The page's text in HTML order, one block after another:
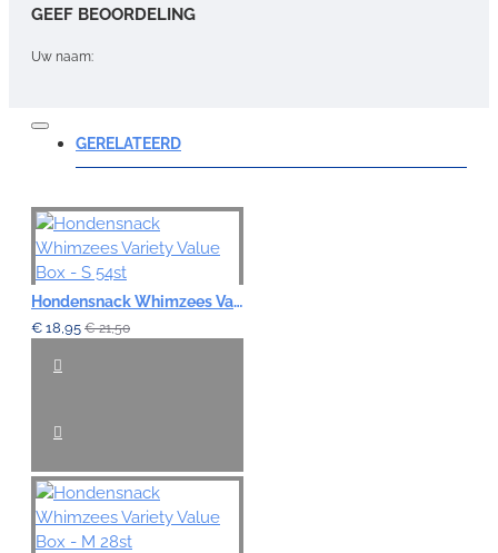
GEEF BEOORDELING
Uw naam:
Opmerking:
Note:HTML-code wordt niet vertaald!
Waardering:
Slecht
GERELATEERD
Hondensnack Whimzees Variety Value Box - S 54st
€ 18,95 € 21,50